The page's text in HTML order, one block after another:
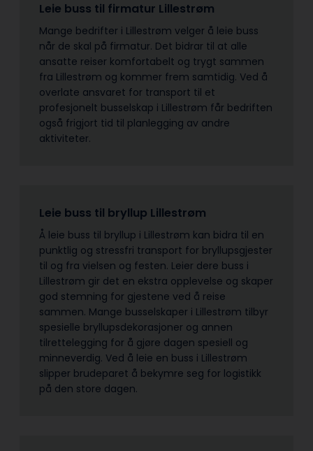
Leie buss til firmatur Lillestrøm
Mange bedrifter i Lillestrøm velger å leie buss
når de skal på firmatur. Det bidrar til at alle
ansatte reiser komfortabelt og trygt sammen
fra Lillestrøm og kommer frem samtidig. Ved å
overlate ansvaret for transport til et
profesjonelt busselskap i Lillestrøm får bedriften
også frigjort tid til planlegging av andre
aktiviteter.
Leie buss til bryllup Lillestrøm
Å leie buss til bryllup i Lillestrøm kan bidra til en
punktlig og stressfri transport for bryllupsgjester
til og fra vielsen og festen. Leier dere buss i
Lillestrøm gir det en ekstra opplevelse og skaper
god stemning for gjestene ved å reise
sammen. Mange busselskaper i Lillestrøm tilbyr
spesielle bryllupsdekorasjoner og annen
tilrettelegging for å gjøre dagen spesiell og
minneverdig. Ved å leie en buss i Lillestrøm
slipper brudeparet å bekymre seg for logistikk
på den store dagen.